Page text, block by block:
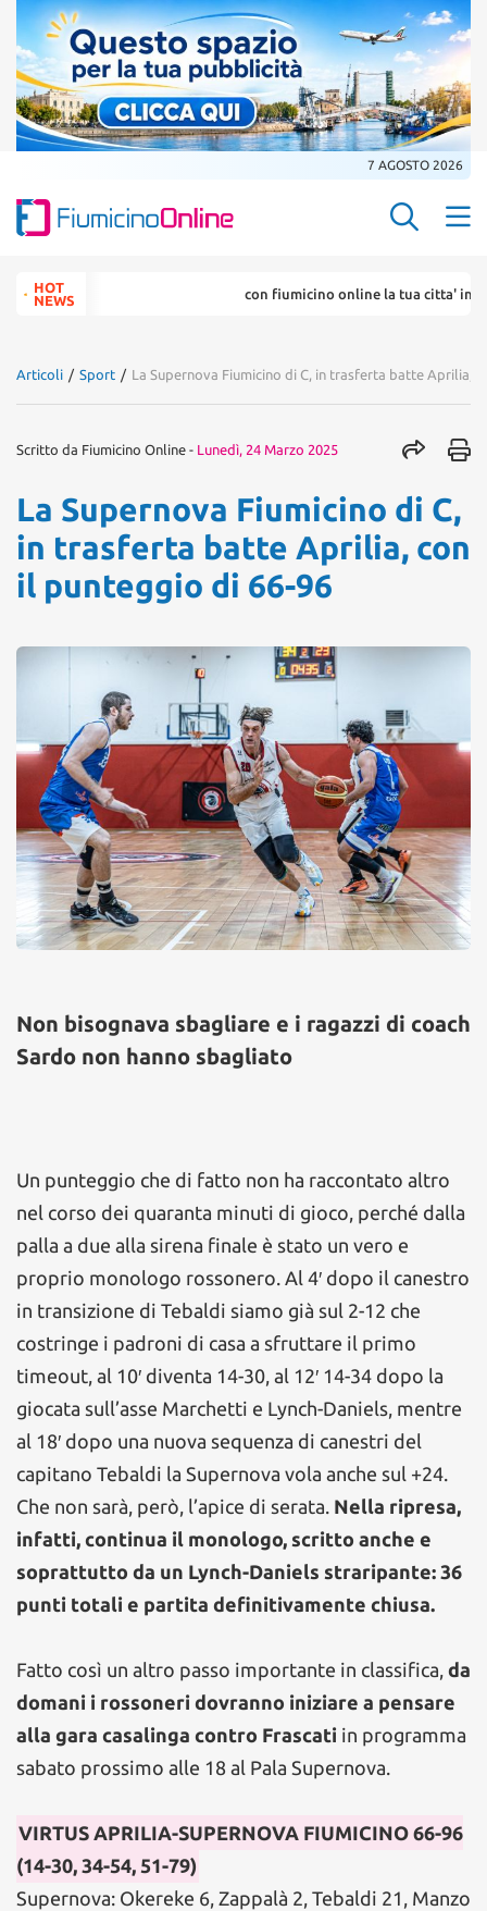
7 AGOSTO 2026
Search
for:HOT
NEWS
con fiumicino online la tua citta' in un ... click
Articoli / Sport / La Supernova Fiumicino di C, in trasferta batte Aprilia,
Scritto da Fiumicino Online - Lunedì, 24 Marzo 2025
La Supernova Fiumicino di C,
in trasferta batte Aprilia, con
il punteggio di 66-96
Non bisognava sbagliare e i ragazzi di coach
Sardo non hanno sbagliato
Un punteggio che di fatto non ha raccontato altro
nel corso dei quaranta minuti di gioco, perché dalla
palla a due alla sirena finale è stato un vero e
proprio monologo rossonero. Al 4′ dopo il canestro
in transizione di Tebaldi siamo già sul 2-12 che
costringe i padroni di casa a sfruttare il primo
timeout, al 10′ diventa 14-30, al 12′ 14-34 dopo la
giocata sull’asse Marchetti e Lynch-Daniels, mentre
al 18′ dopo una nuova sequenza di canestri del
capitano Tebaldi la Supernova vola anche sul +24.
Che non sarà, però, l’apice di serata. Nella ripresa,
infatti, continua il monologo, scritto anche e
soprattutto da un Lynch-Daniels straripante: 36
punti totali e partita definitivamente chiusa.
Fatto così un altro passo importante in classifica, da
domani i rossoneri dovranno iniziare a pensare
alla gara casalinga contro Frascati in programma
sabato prossimo alle 18 al Pala Supernova.
VIRTUS APRILIA-SUPERNOVA FIUMICINO 66-96
(14-30, 34-54, 51-79)
Supernova: Okereke 6, Zappalà 2, Tebaldi 21, Manzo